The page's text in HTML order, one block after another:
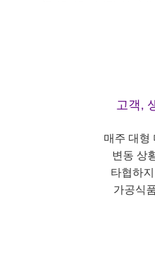
고객,
매주 대형
변동 상
타협하
가공식